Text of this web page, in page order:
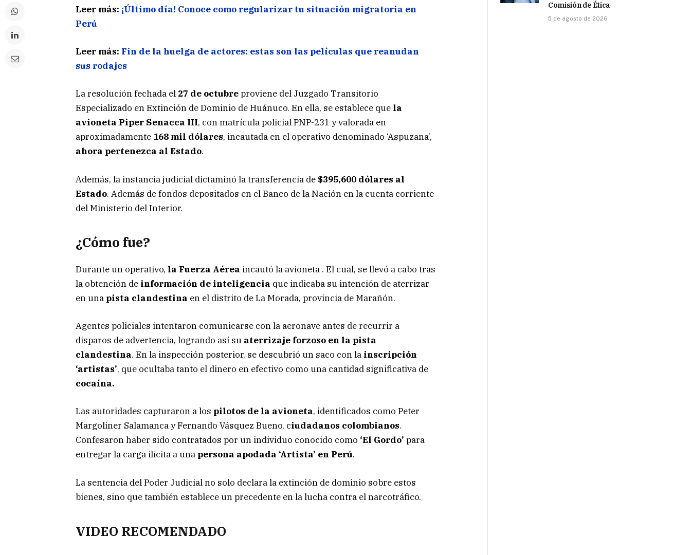
Leer más: ¡Último día! Conoce como regularizar tu situación migratoria en
Perú
Leer más: Fin de la huelga de actores: estas son las películas que reanudan
sus rodajes
La resolución fechada el 27 de octubreproviene del Juzgado Transitorio
Especializado en Extinción de Dominio de Huánuco. En ella, se establece que la
avioneta Piper Senacca III, con matrícula policial PNP-231 y valorada en
aproximadamente 168 mil dólares, incautada en el operativo denominado ‘Aspuzana’,
ahora pertenezca al Estado.
Además, la instancia judicial dictaminó la transferencia de $395,600 dólares al
Estado. Además de fondos depositados en el Banco de la Nación en la cuenta corriente
del Ministerio del Interior.
¿Cómo fue?
Durante un operativo, la Fuerza Aérea incautó la avioneta . El cual, se llevó a cabo tras
la obtención de información de inteligencia que indicaba su intención de aterrizar
en una pista clandestina en el distrito de La Morada, provincia de Marañón.
Agentes policiales intentaron comunicarse con la aeronave antes de recurrir a
disparos de advertencia, logrando así su aterrizaje forzoso en la pista
clandestina. En la inspección posterior, se descubrió un saco con la inscripción
‘artistas’, que ocultaba tanto el dinero en efectivo como una cantidad significativa de
cocaína.
Las autoridades capturaron a los pilotos de la avioneta, identificados como Peter
Margoliner Salamanca y Fernando Vásquez Bueno, ciudadanos colombianos.
Confesaron haber sido contratados por un individuo conocido como ‘El Gordo’ para
entregar la carga ilícita a una persona apodada ‘Artista’ en Perú.
La sentencia del Poder Judicial no solo declara la extinción de dominio sobre estos
bienes, sino que también establece un precedente en la lucha contra el narcotráfico.
VIDEO RECOMENDADO
Comisión de Ética
5 de agosto de 2026